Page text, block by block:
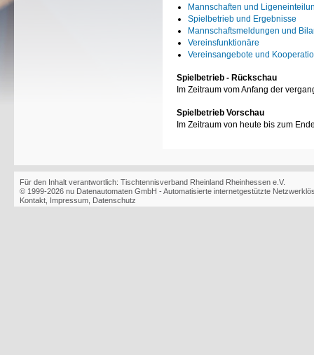
Mannschaften und
Spielbetrieb und Ergebnisse
Mannschaftsmeldungen und
Vereinsfunktionäre
Vereinsangebote und
Spielbetrieb - Rückschau
Im Zeitraum vom Anfang der
Spielbetrieb Vorschau
Im Zeitraum von heute bis zum
Für den Inhalt verantwortlich: Tischtennisverband Rheinland Rheinhessen e.V.
© 1999-2026 nu Datenautomaten GmbH - Automatisierte internetgestützte
Kontakt Impressum Datenschutz